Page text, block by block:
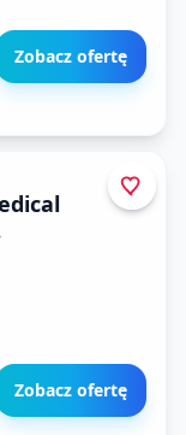
Zobacz ofertę
Zobacz ofertę